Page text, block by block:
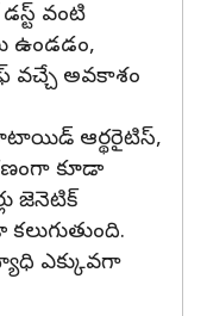
వంటి
ఉండడం,
వచ్చే అవకాశం
ఆర్థరైటిస్,
కూడా
జెనెటిక్
ఎక్కువగా